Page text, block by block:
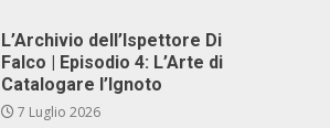
L’Archivio dell’Ispettore Di
Falco | Episodio 4: L’Arte di
Catalogare l’Ignoto
7 Luglio 2026